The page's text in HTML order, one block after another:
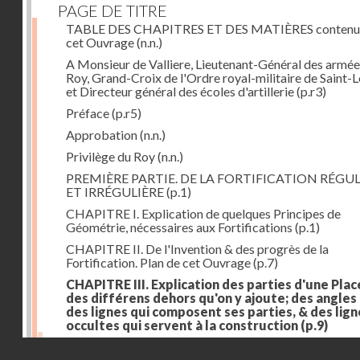
PAGE DE TITRE
TABLE DES CHAPITRES ET DES MATIÈRES
cet Ouvrage(n.n.)
A Monsieur de Valliere, Lieutenant-Général des
Roy, Grand-Croix de l'Ordre royal-militaire de Saint-
et Directeur général des écoles d'artillerie(p.r3)
Préface(p.r5)
Approbation(n.n.)
Privilège du Roy(n.n.)
PREMIÈRE PARTIE. DE LA FORTIFICATION
ET IRRÉGULIÈRE(p.1)
CHAPITRE I. Explication de quelques Principes de
Géométrie, nécessaires aux Fortifications (p.1)
CHAPITRE II. De l'Invention & des progrès de la
Fortification. Plan de cet Ouvrage(p.7)
CHAPITRE III. Explication des parties d'une
des différens dehors qu'on y ajoute; des angles
des lignes qui composent ses parties, & des
occultes qui servent à la construction (p.9)
Des lignes & des angles qui composent les parties